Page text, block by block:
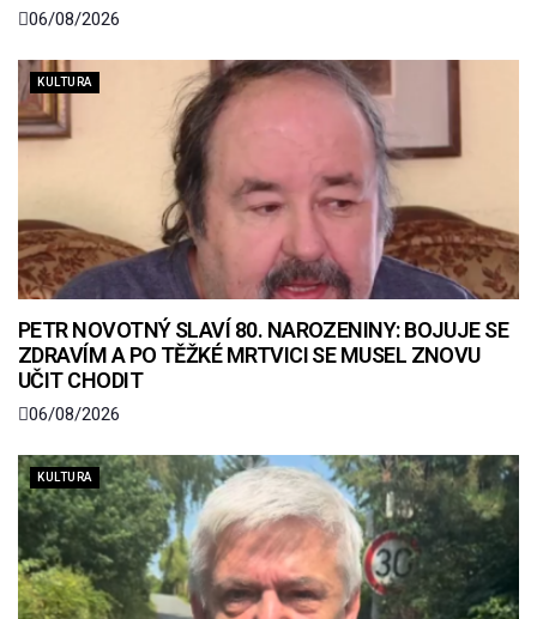
06/08/2026
KULTURA
PETR NOVOTNÝ SLAVÍ 80. NAROZENINY: BOJUJE SE
ZDRAVÍM A PO TĚŽKÉ MRTVICI SE MUSEL ZNOVU
UČIT CHODIT
06/08/2026
KULTURA